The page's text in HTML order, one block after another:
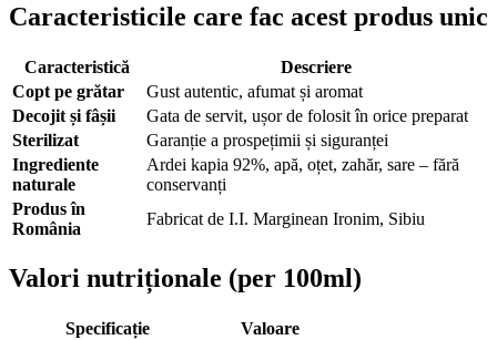
Caracteristicile care fac acest produs unic
Caracteristică
Descriere
Copt pe grătar
Gust autentic, afumat și aromat
Decojit și fâșii
Gata de servit, ușor de folosit în orice preparat
Sterilizat
Garanție a prospețimii și siguranței
Ingrediente
naturale
Ardei kapia 92%, apă, oțet, zahăr, sare – fără
conservanți
Produs în
România
Fabricat de I.I. Marginean Ironim, Sibiu
Valori nutriționale (per 100ml)
Specificație
Valoare